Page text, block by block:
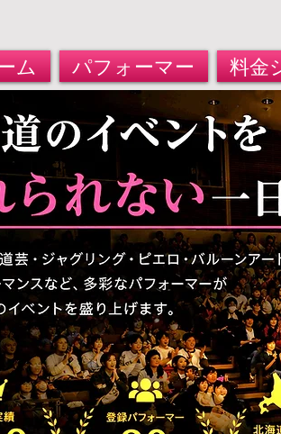
ム パフォーマー 料金
ーマー​派遣サービス
ーンアート